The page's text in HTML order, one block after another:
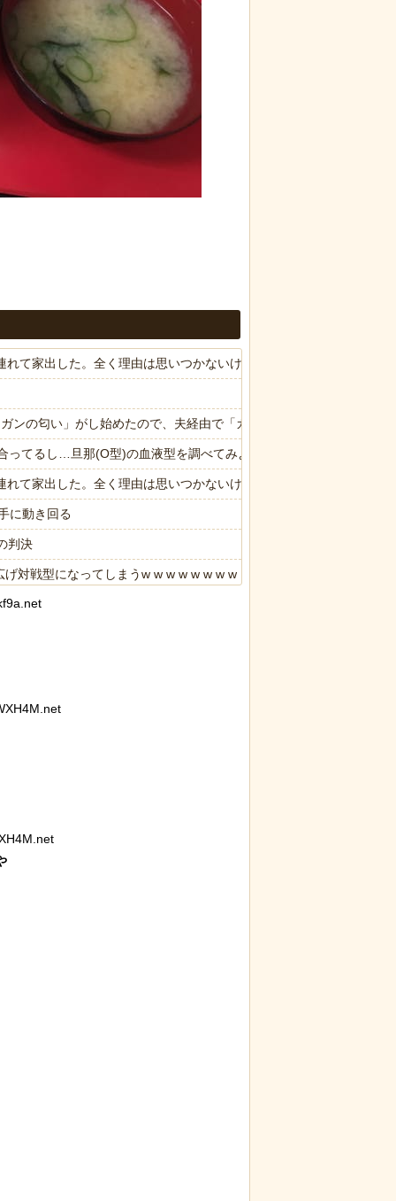
て家出した。全く理由は思いつかないけど強いてあげるとすれば
ンの匂い」がし始めたので、夫経由で「ガンではないか」と伝えた
ってるし…旦那(O型)の血液型を調べてみよう」→ 結果・・・
て家出した。全く理由は思いつかないけど強いてあげるとすれば
に動き回る
判決
対戦型になってしまうw w w w w w w w
ント増、東大調査「若い世代ほど増加」